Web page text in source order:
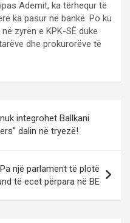
Ademit, ka tërhequr të
ka pasur në bankë. Po ku
zyrën e KPK-SË duke
dhe prokurorëve të
integrohet Ballkani
dalin në tryezë!
një parlament të plotë
të ecet përpara në BE